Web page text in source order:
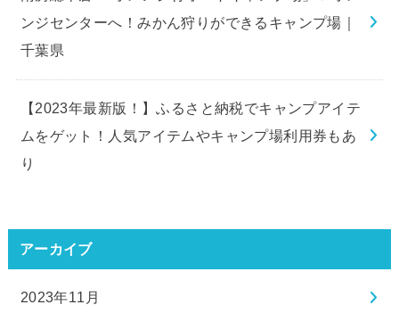
ンジセンターへ！みかん狩りができるキャンプ場｜
千葉県
【2023年最新版！】ふるさと納税でキャンプアイテ
ムをゲット！人気アイテムやキャンプ場利用券もあ
り
アーカイブ
2023年11月